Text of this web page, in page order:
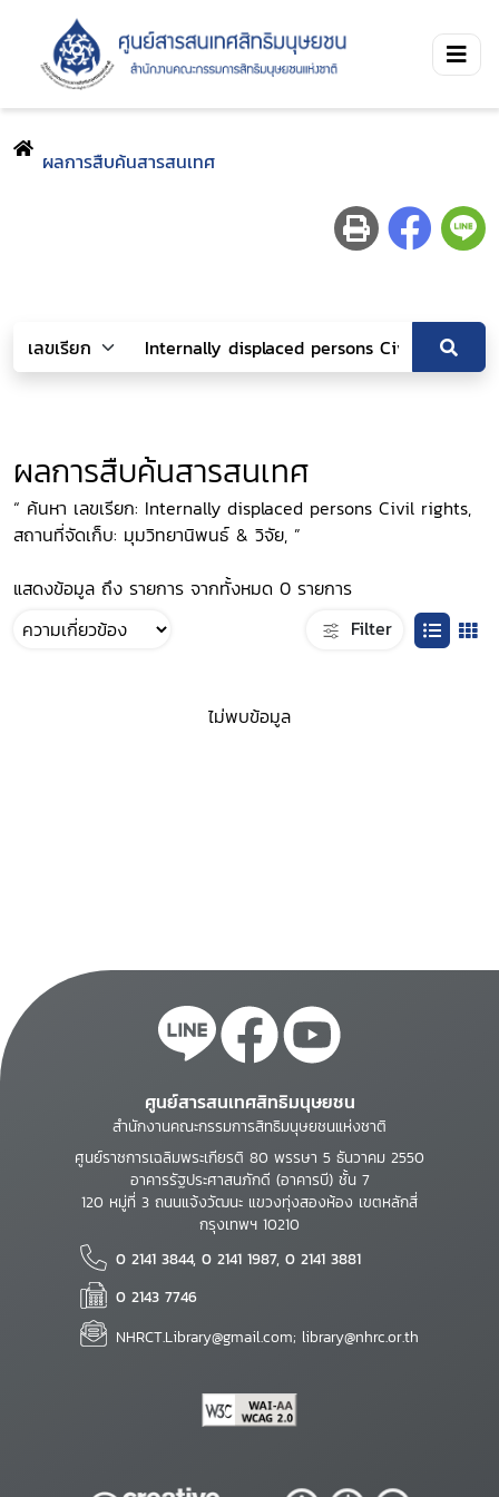
ผลการสืบค้นสารสนเทศ
ผลการสืบค้นสารสนเทศ
“ ค้นหา เลขเรียก: Internally displaced persons Civil rights,
สถานที่จัดเก็บ: มุมวิทยานิพนธ์ & วิจัย, ”
แสดงข้อมูล ถึง รายการ จากทั้งหมด 0 รายการ
Filter
ไม่พบข้อมูล
ศูนย์สารสนเทศสิทธิมนุษยชน
สำนักงานคณะกรรมการสิทธิมนุษยชนแห่งชาติ
ศูนย์ราชการเฉลิมพระเกียรติ 80 พรรษา 5 ธันวาคม 2550
อาคารรัฐประศาสนภักดี (อาคารบี) ชั้น 7
120 หมู่ที่ 3 ถนนแจ้งวัฒนะ แขวงทุ่งสองห้อง เขตหลักสี่
กรุงเทพฯ 10210
0 2141 3844, 0 2141 1987, 0 2141 3881
0 2143 7746
NHRCT.Library@gmail.com; library@nhrc.or.th